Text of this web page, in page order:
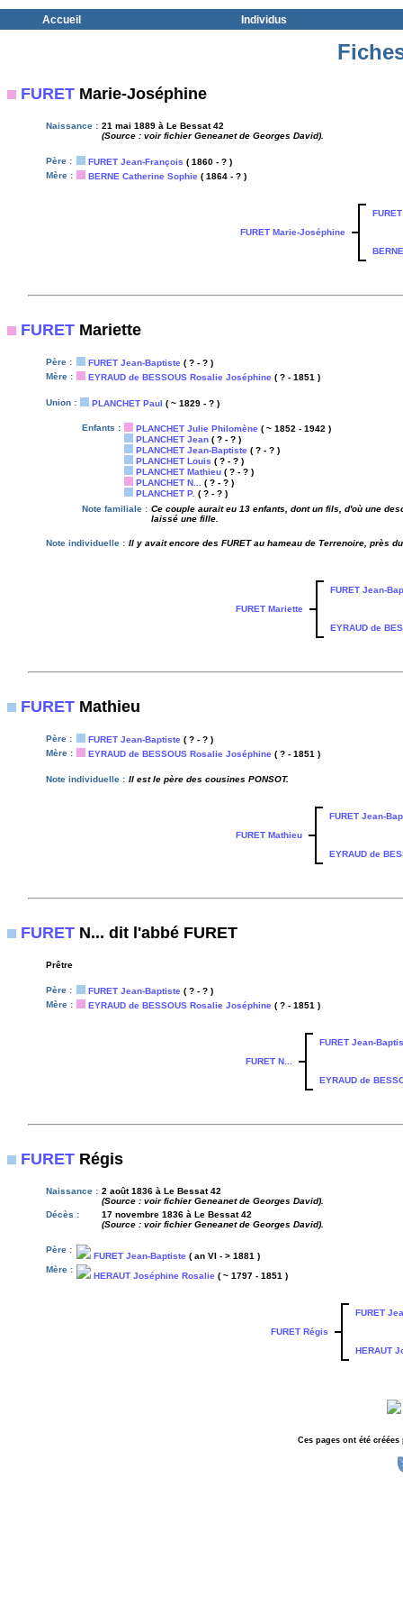
Accueil Individus
FURET Marie-Joséphine
Naissance : 21 mai 1889 à Le Bessat 42
(Source : voir fichier Geneanet de Georges David).
Père : FURET Jean-François ( 1860 - ? )
Mère :
BERNE Catherine Sophie ( 1864 - ? )
FURET Marie-Joséphine
FURET Mariette
Père : FURET Jean-Baptiste ( ? - ? )
Mère :
EYRAUD de BESSOUS Rosalie Joséphine ( ? - 1851 )
Union : PLANCHET Paul ( ~ 1829 - ? )
Enfants : PLANCHET Julie Philomène ( ~ 1852 - 1942 )
PLANCHET Jean ( ? - ? )
PLANCHET Jean-Baptiste ( ? - ? )
PLANCHET Louis ( ? - ? )
PLANCHET Mathieu ( ? - ? )
PLANCHET N...
( ? - ? )
PLANCHET P. ( ? - ? )
Note familiale : Ce couple aurait eu 13 enfants, dont un fils, d'où une
laissé une fille.
Note individuelle : Il y avait encore des FURET au hameau de Terrenoire, près
FURET Mariette
FURET Jean-
EYRAUD de
FURET Mathieu
Père : FURET Jean-Baptiste ( ? - ? )
Mère :
EYRAUD de BESSOUS Rosalie Joséphine ( ? - 1851 )
Note individuelle : Il est le père des cousines PONSOT.
FURET Mathieu
FURET Jean-
EYRAUD de
FURET N... dit l'abbé FURET
Prêtre
Père : FURET Jean-Baptiste ( ? - ? )
Mère :
EYRAUD de BESSOUS Rosalie Joséphine ( ? - 1851 )
FURET N...
FURET Jean-
EYRAUD de
FURET Régis
Naissance : 2 août 1836 à Le Bessat 42
(Source : voir fichier Geneanet de Georges David).
Décès :
17 novembre 1836 à Le Bessat 42
(Source : voir fichier Geneanet de Georges David).
Père :
FURET Jean-Baptiste ( an VI - > 1881 )
Mère :
HERAUT Joséphine Rosalie ( ~ 1797 - 1851 )
FURET Régis
FURET
HERAUT
Ces pages ont été